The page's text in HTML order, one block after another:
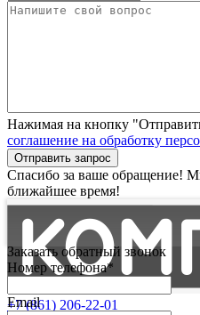
Нажимая на кнопку
соглашение на обработку
Отправить запрос
Спасибо за ваше обращение!
ближайшее время!
+7 (861) 206-22-01
Заказать обратный звонок
Номер телефона*
Email